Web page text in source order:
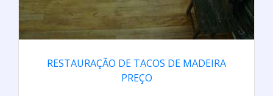
RESTAURAÇÃO DE TACOS DE MADEIRA
PREÇO